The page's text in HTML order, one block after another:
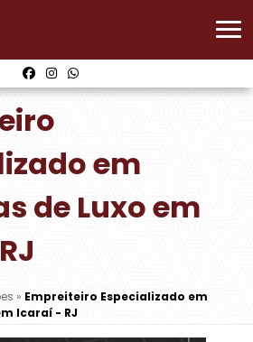
em
de Luxo em
» Empreiteiro Especializado em
Icaraí - RJ